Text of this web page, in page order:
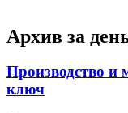
Архив за
Производство и
ключ